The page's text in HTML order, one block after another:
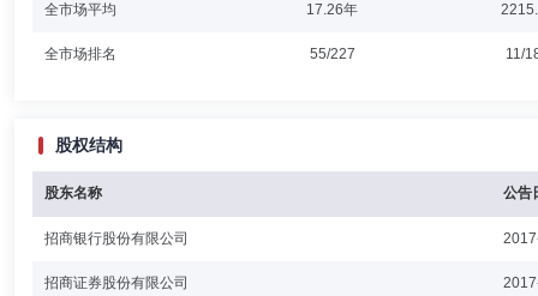
全市场平均 17.26年
全市场排名 55/227 11/
股权结构
股东名称 公告
招商银行股份有限公司
招商证券股份有限公司